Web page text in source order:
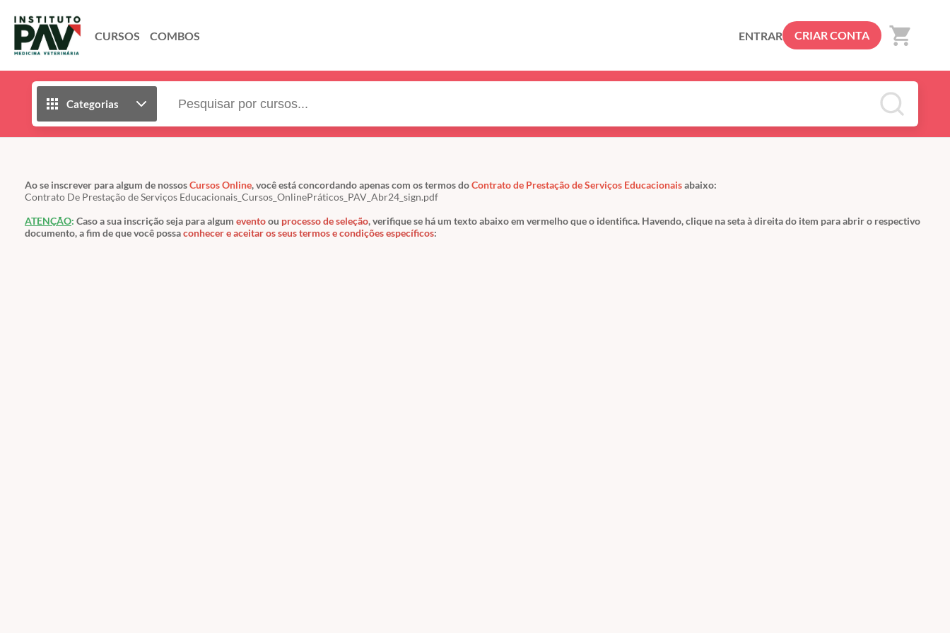
CURSOS COMBOS ENTRAR CRIAR CONTA shopping_cart
Categorias
Ao se inscrever para algum de nossosCursos Online, você está concordando apenas com os termos doContrato de Prestação de Serviços Educacionaisabaixo:
Contrato De Prestação de Serviços Educacionais_Cursos_OnlinePráticos_PAV_Abr24_sign.pdf
ATENÇÃO: Caso a sua inscrição seja para algum eventoou processo de seleção, verifique se há um texto abaixo em vermelho que o identifica. Havendo, clique na seta à direita do item para abrir o respectivo
documento, a fim de que você possaconhecer e aceitar os seus termos e condições específicos: